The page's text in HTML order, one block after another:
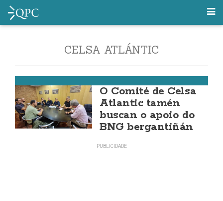
CELSA ATLÁNTIC
O Comité de Celsa
Atlantic tamén
buscan o apoio do
BNG bergantiñán